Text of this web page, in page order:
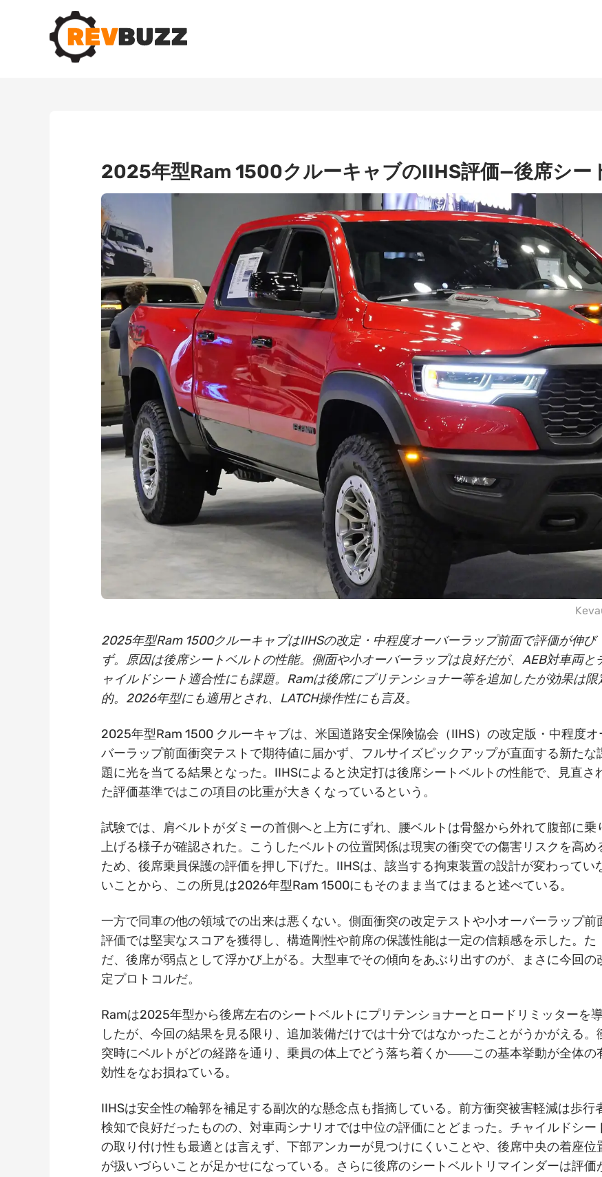
2025年型Ram 1500クルーキャブのIIHS評価—後席シー
2025年型Ram 1500クルーキャブはIIHSの改定・中程度オーバーラップ前面で評価が伸び
ず。原因は後席シートベルトの性能。側面や小オーバーラップは良好だが、AEB対車両と
ャイルドシート適合性にも課題。Ramは後席にプリテンショナー等を追加したが効果は限
的。2026年型にも適用とされ、LATCH操作性にも言及。
2025年型Ram 1500 クルーキャブは、米国道路安全保険協会（IIHS）の改定版・中程度オ
バーラップ前面衝突テストで期待値に届かず、フルサイズピックアップが直面する新たな
題に光を当てる結果となった。IIHSによると決定打は後席シートベルトの性能で、見直さ
た評価基準ではこの項目の比重が大きくなっているという。
試験では、肩ベルトがダミーの首側へと上方にずれ、腰ベルトは骨盤から外れて腹部に乗
上げる様子が確認された。こうしたベルトの位置関係は現実の衝突での傷害リスクを高め
ため、後席乗員保護の評価を押し下げた。IIHSは、該当する拘束装置の設計が変わってい
いことから、この所見は2026年型Ram 1500にもそのまま当てはまると述べている。
一方で同車の他の領域での出来は悪くない。側面衝突の改定テストや小オーバーラップ前
評価では堅実なスコアを獲得し、構造剛性や前席の保護性能は一定の信頼感を示した。た
だ、後席が弱点として浮かび上がる。大型車でその傾向をあぶり出すのが、まさに今回の
定プロトコルだ。
Ramは2025年型から後席左右のシートベルトにプリテンショナーとロードリミッターを
したが、今回の結果を見る限り、追加装備だけでは十分ではなかったことがうかがえる。
突時にベルトがどの経路を通り、乗員の体上でどう落ち着くか――この基本挙動が全体の
効性をなお損ねている。
IIHSは安全性の輪郭を補足する副次的な懸念点も指摘している。前方衝突被害軽減は歩行
検知で良好だったものの、対車両シナリオでは中位の評価にとどまった。チャイルドシー
の取り付け性も最適とは言えず、下部アンカーが見つけにくいことや、後席中央の着座位
が扱いづらいことが足かせになっている。さらに後席のシートベルトリマインダーは評価